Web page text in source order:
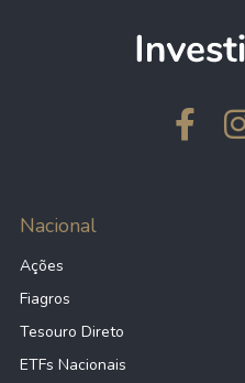
Nacional
Ações
Fiagros
Tesouro Direto
ETFs Nacionais